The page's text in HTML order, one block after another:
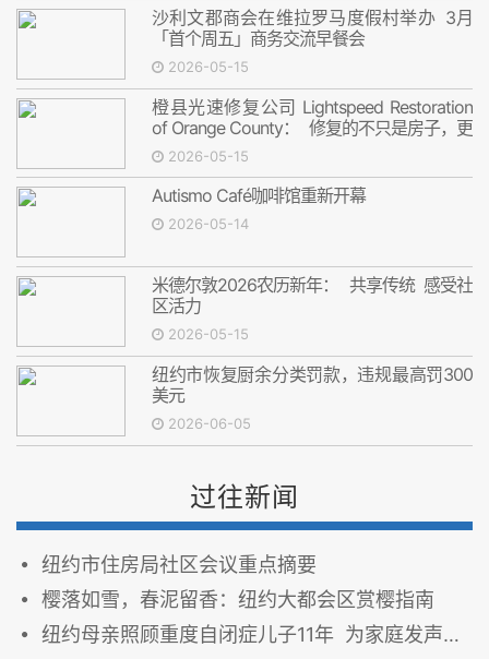
沙利文郡商会在维拉罗马度假村举办 3月
「首个周五」商务交流早餐会
2026-05-15
橙县光速修复公司 Lightspeed Restoration
of Orange County： 修复的不只是房子，更
是安心
2026-05-15
Autismo Café咖啡馆重新开幕
2026-05-14
米德尔敦2026农历新年： 共享传统 感受社
区活力
2026-05-15
纽约市恢复厨余分类罚款，违规最高罚300
美元
2026-06-05
过往新闻
纽约市住房局社区会议重点摘要
樱落如雪，春泥留香：纽约大都会区赏樱指南
纽约母亲照顾重度自闭症儿子11年 为家庭发声争取更多支持